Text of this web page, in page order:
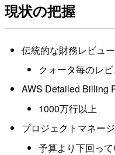
現状の把握
伝統的な財務レビュ
クォータ毎のレ
AWS Detailed Billing
1000万行以上
プロジェクトマネー
予算より下回って